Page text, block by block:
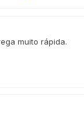
muito rápida.